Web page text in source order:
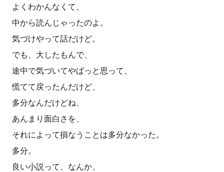
よくわかんなくて、
中から読んじゃったのよ。
気づけやって話だけど。
でも、大したもんで、
途中で気づいてやばっと思って、
慌てて戻ったんだけど、
多分なんだけどね、
あんまり面白さを、
それによって損なうことは多分なかった。
多分。
良い小説って、なんか、